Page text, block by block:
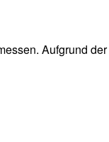
Aufgrund